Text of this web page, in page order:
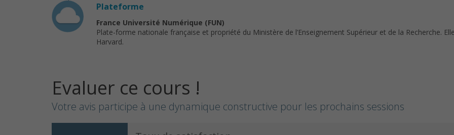
Plateforme
France Université Numérique (FUN)
Plate-forme nationale française et propriété du Ministère de l’Enseignement Supérieur et de la Recherche.
Harvard.
Evaluer ce cours !
Votre avis participe à une dynamique constructive pour les prochains sessions